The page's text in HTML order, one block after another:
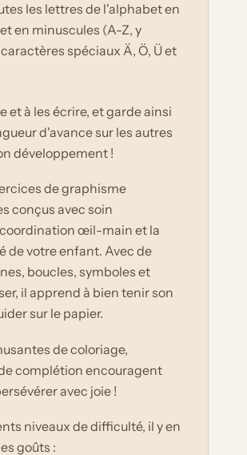
les lettres de l'alphabet en
en minuscules (A-Z, y
spéciaux Ä, Ö, Ü et
et à les écrire, et garde ainsi
d'avance sur les autres
développement !
de graphisme
conçus avec soin
œil-main et la
de votre enfant. Avec de
boucles, symboles et
il apprend à bien tenir son
sur le papier.
de coloriage,
complétion encouragent
avec joie !
niveaux de difficulté, il y en
goûts :